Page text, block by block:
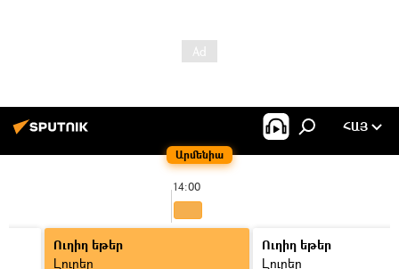
Արմենիա
ՀԱՅ
14:00
Ուղիղ եթեր
Լուրեր
Ուղիղ եթեր
Լուրեր